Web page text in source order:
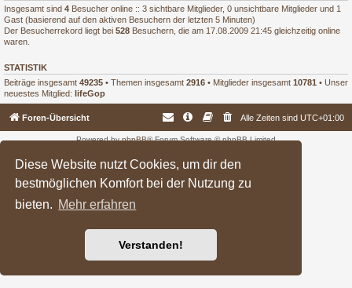
Diese Website nutzt Cookies, um dir den
bestmöglichen Komfort bei der Nutzung zu
bieten. Mehr erfahren
Verstanden!
Insgesamt sind 4 Besucher online :: 3 sichtbare Mitglieder, 0 unsichtbare Mitglieder und 1
Gast (basierend auf den aktiven Besuchern der letzten 5 Minuten)
Der Besucherrekord liegt bei 528 Besuchern, die am 17.08.2009 21:45 gleichzeitig online
waren.
STATISTIK
Beiträge insgesamt 49235 • Themen insgesamt 2916 • Mitglieder insgesamt 10781 • Unser
neuestes Mitglied: lifeGop
Foren-Übersicht Alle Zeiten sind UTC+01:00
Powered byphpBB® Forum Software © phpBB Limited